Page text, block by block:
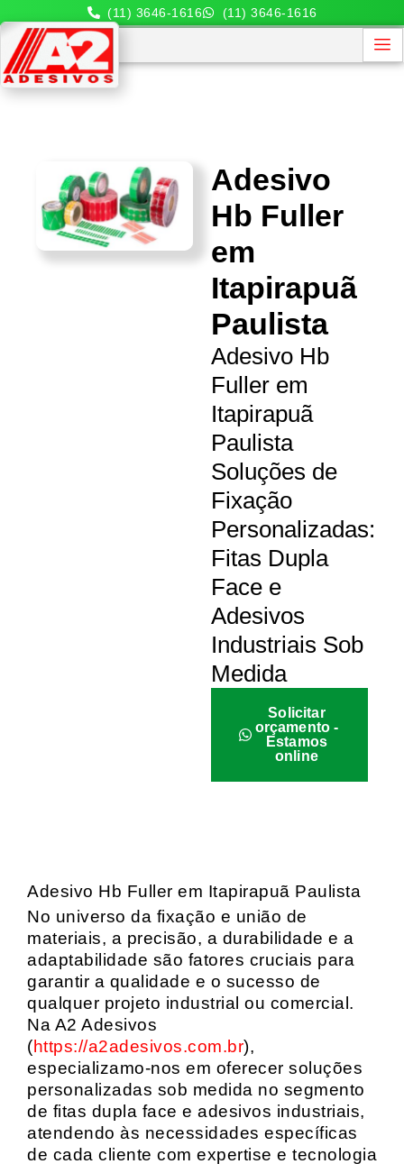
(11) 3646-1616 (11) 3646-1616
Adesivo
Hb Fuller
em
Itapirapuã
Paulista
Adesivo Hb
Fuller em
Itapirapuã
Paulista
Soluções de
Fixação
Personalizadas:
Fitas Dupla
Face e
Adesivos
Industriais Sob
Medida
Solicitar
orçamento -
Estamos
online
Adesivo Hb Fuller em Itapirapuã Paulista
No universo da fixação e união de
materiais, a precisão, a durabilidade e a
adaptabilidade são fatores cruciais para
garantir a qualidade e o sucesso de
qualquer projeto industrial ou comercial.
Na A2 Adesivos
(https://a2adesivos.com.br),
especializamo-nos em oferecer soluções
personalizadas sob medida no segmento
de fitas dupla face e adesivos industriais,
atendendo às necessidades específicas
de cada cliente com expertise e tecnologia